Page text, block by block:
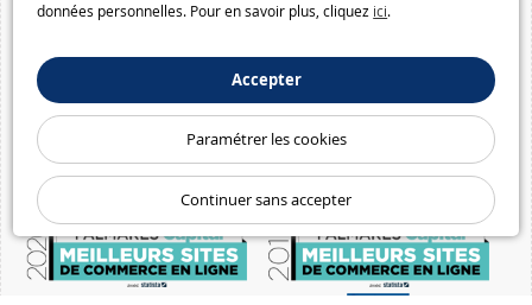
données personnelles. Pour en savoir plus, cliquez ici.
Accepter
Paramétrer les cookies
Continuer sans accepter